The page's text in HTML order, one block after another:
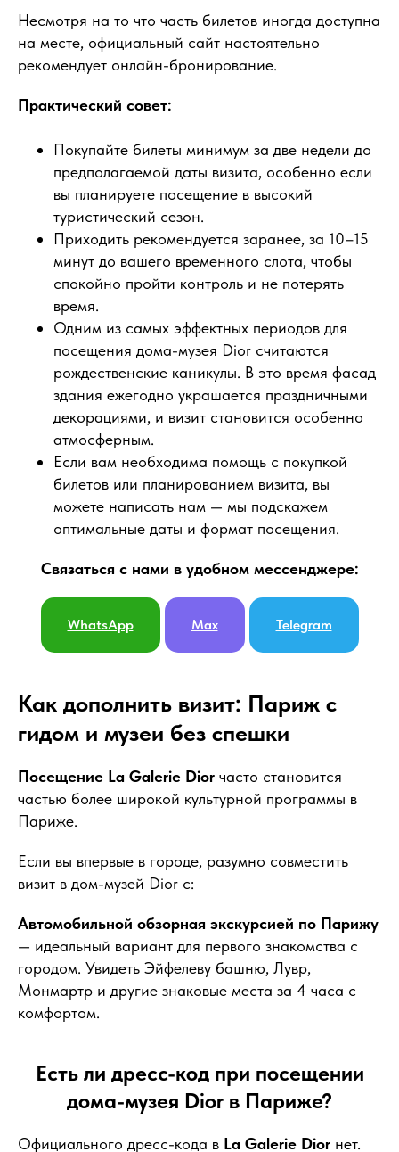
Несмотря на то что часть билетов иногда доступна
на месте, официальный сайт настоятельно
рекомендует онлайн-бронирование.
Практический совет:
Покупайте билеты минимум за две недели до
предполагаемой даты визита, особенно если
вы планируете посещение в высокий
туристический сезон.
Приходить рекомендуется заранее, за 10–15
минут до вашего временного слота, чтобы
спокойно пройти контроль и не потерять
время.
Одним из самых эффектных периодов для
посещения дома-музея Dior считаются
рождественские каникулы. В это время фасад
здания ежегодно украшается праздничными
декорациями, и визит становится особенно
атмосферным.
Если вам необходима помощь с покупкой
билетов или планированием визита, вы
можете написать нам — мы подскажем
оптимальные даты и формат посещения.
Связаться с нами в удобном мессенджере:
WhatsApp Max Telegram
Как дополнить визит: Париж с
гидом и музеи без спешки
Посещение La Galerie Dior часто становится
частью более широкой культурной программы в
Париже.
Если вы впервые в городе, разумно совместить
визит в дом-музей Dior с:
Автомобильной обзорная экскурсией по Парижу
— идеальный вариант для первого знакомства с
городом. Увидеть Эйфелеву башню, Лувр,
Монмартр и другие знаковые места за 4 часа с
комфортом.
Есть ли дресс-код при посещении
дома-музея Dior в Париже?
Официального дресс-кода в La Galerie Dior нет.